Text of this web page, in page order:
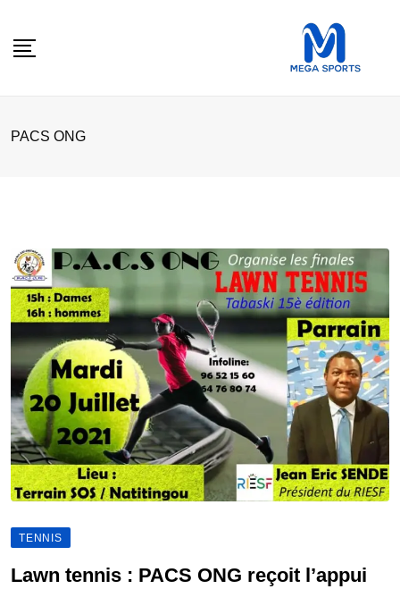
PACS ONG
TENNIS
Lawn tennis : PACS ONG reçoit l’appui